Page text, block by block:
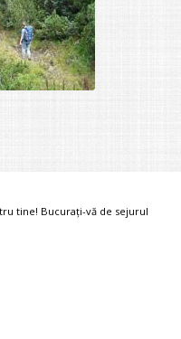
tine! Bucurați-vă de sejurul